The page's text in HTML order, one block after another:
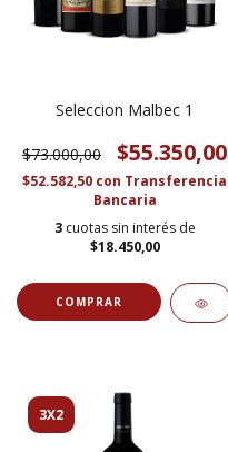
Seleccion Malbec 1
$73.000,00 $55.350,00
$52.582,50 con Transferencia
Bancaria
3 cuotas sin interés de
$18.450,00
3X2